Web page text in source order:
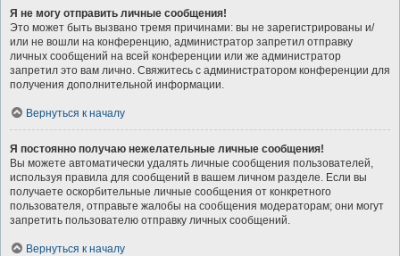
Я не могу отправить личные сообщения!
Это может быть вызвано тремя причинами: вы не зарегистрированы и/
или не вошли на конференцию, администратор запретил отправку
личных сообщений на всей конференции или же администратор
запретил это вам лично. Свяжитесь с администратором конференции для
получения дополнительной информации.
Вернуться к началу
Я постоянно получаю нежелательные личные сообщения!
Вы можете автоматически удалять личные сообщения пользователей,
используя правила для сообщений в вашем личном разделе. Если вы
получаете оскорбительные личные сообщения от конкретного
пользователя, отправьте жалобы на сообщения модераторам; они могут
запретить пользователю отправку личных сообщений.
Вернуться к началу